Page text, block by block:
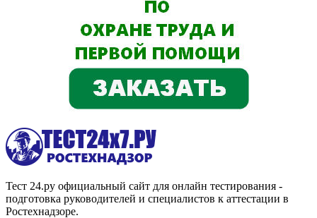
Тест 24.ру официальный сайт для онлайн тестирования -
подготовка руководителей и специалистов к аттестации в
Ростехнадзоре.